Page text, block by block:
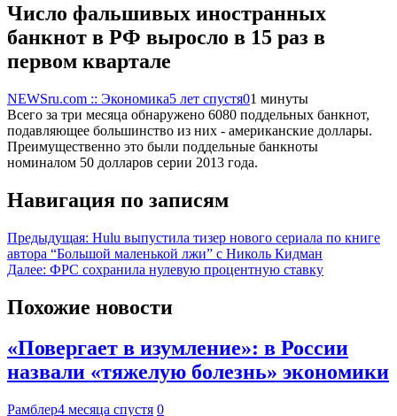
Число фальшивых иностранных
банкнот в РФ выросло в 15 раз в
первом квартале
NEWSru.com :: Экономика5 лет спустя01 минуты
Всего за три месяца обнаружено 6080 поддельных банкнот,
подавляющее большинство из них - американские доллары.
Преимущественно это были поддельные банкноты
номиналом 50 долларов серии 2013 года.
Навигация по записям
Предыдущая: Hulu выпустила тизер нового сериала по книге
автора “Большой маленькой лжи” с Николь Кидман
Далее: ФРС сохранила нулевую процентную ставку
Похожие новости
«Повергает в изумление»: в России
назвали «тяжелую болезнь» экономики
Рамблер4 месяца спустя 0